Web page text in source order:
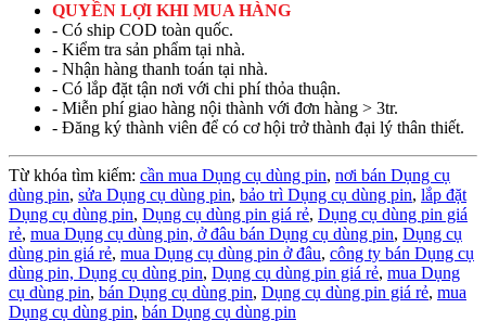
QUYỀN LỢI KHI MUA HÀNG
- Có ship COD toàn quốc.
- Kiểm tra sản phẩm tại nhà.
- Nhận hàng thanh toán tại nhà.
- Có lắp đặt tận nơi với chi phí thỏa thuận.
- Miễn phí giao hàng nội thành với đơn hàng > 3tr.
- Đăng ký thành viên để có cơ hội trở thành đại lý thân thiết.
Từ khóa tìm kiếm: cần mua Dụng cụ dùng pin, nơi bán Dụng cụ
dùng pin, sửa Dụng cụ dùng pin, bảo trì Dụng cụ dùng pin, lắp đặt
Dụng cụ dùng pin, Dụng cụ dùng pin giá rẻ, Dụng cụ dùng pin giá
rẻ, mua Dụng cụ dùng pin, ở đâu bán Dụng cụ dùng pin, Dụng cụ
dùng pin giá rẻ, mua Dụng cụ dùng pin ở đâu, công ty bán Dụng cụ
dùng pin, Dụng cụ dùng pin, Dụng cụ dùng pin giá rẻ, mua Dụng
cụ dùng pin, bán Dụng cụ dùng pin, Dụng cụ dùng pin giá rẻ, mua
Dụng cụ dùng pin, bán Dụng cụ dùng pin